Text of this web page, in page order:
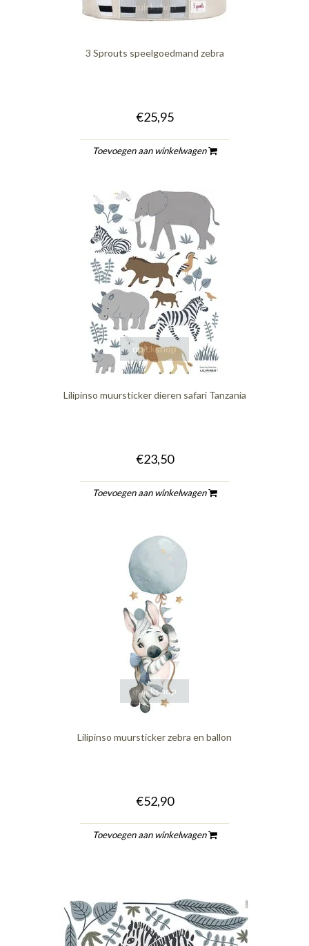
quickshop
3 Sprouts speelgoedmand zebra
€25,95
Toevoegen aan winkelwagen
quickshop
Lilipinso muursticker dieren safari Tanzania
€23,50
Toevoegen aan winkelwagen
quickshop
Lilipinso muursticker zebra en ballon
€52,90
Toevoegen aan winkelwagen